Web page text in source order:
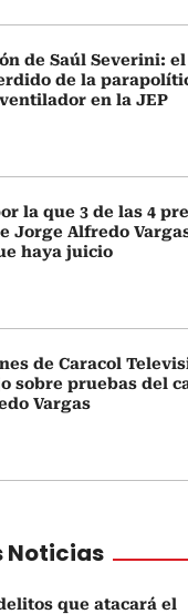
de Saúl Severini: el
de la
en la JEP
la que 3 de las 4
Jorge Alfredo
haya juicio
de Caracol
sobre pruebas del
Vargas
Noticias
que atacará el